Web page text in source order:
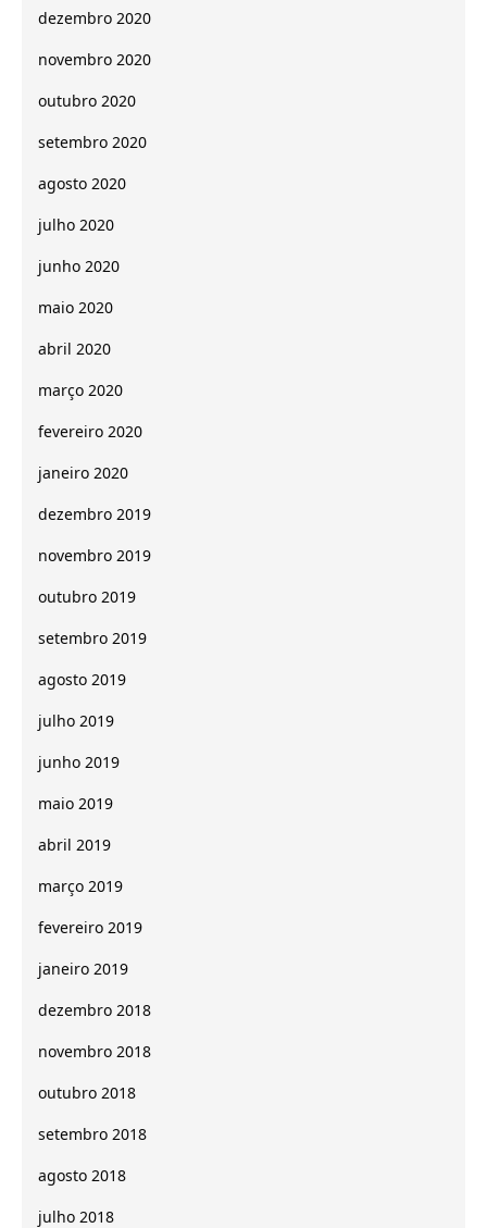
dezembro 2020
novembro 2020
outubro 2020
setembro 2020
agosto 2020
julho 2020
junho 2020
maio 2020
abril 2020
março 2020
fevereiro 2020
janeiro 2020
dezembro 2019
novembro 2019
outubro 2019
setembro 2019
agosto 2019
julho 2019
junho 2019
maio 2019
abril 2019
março 2019
fevereiro 2019
janeiro 2019
dezembro 2018
novembro 2018
outubro 2018
setembro 2018
agosto 2018
julho 2018